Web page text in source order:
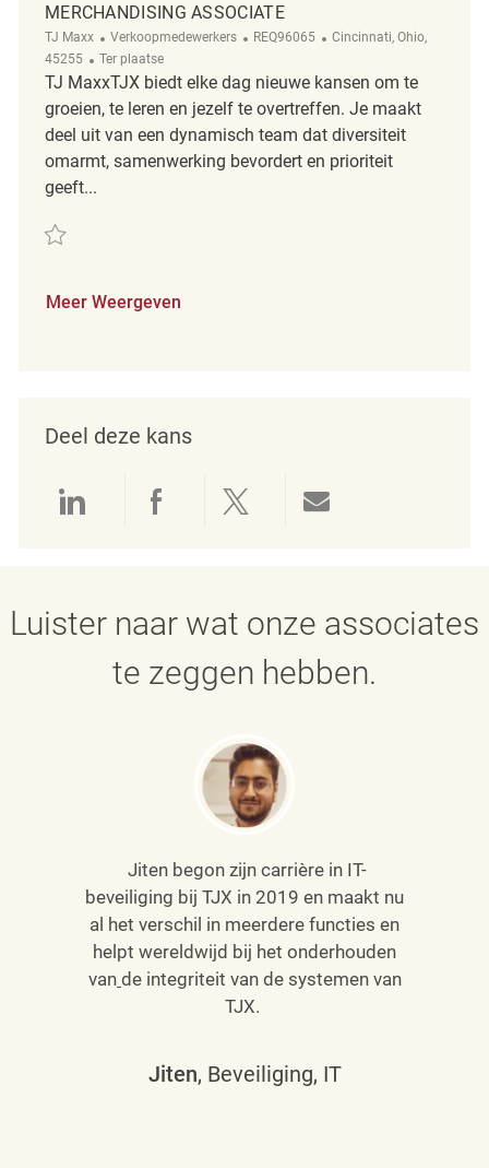
MERCHANDISING ASSOCIATE
TJ Maxx Categorie
Verkoopmedewerkers ReqId
REQ96065 Plaats
Cincinnati, Ohio,
45255
Afgelegen
Ter plaatse
TJ MaxxTJX biedt elke dag nieuwe kansen om te
groeien, te leren en jezelf te overtreffen. Je maakt
deel uit van een dynamisch team dat diversiteit
omarmt, samenwerking bevordert en prioriteit
geeft...
Redden Merchandising Associate REQ96065
Meer Weergeven
Deel deze kans
Delen via LinkedIn
Delen via Facebook
Delen via twitter
Luister naar wat onze associates
te zeggen hebben.
Jiten begon zijn carrière in IT-
beveiliging bij TJX in 2019 en maakt nu
al het verschil in meerdere functies en
helpt wereldwijd bij het onderhouden
van de integriteit van de systemen van
TJX.
Jiten, Beveiliging, IT